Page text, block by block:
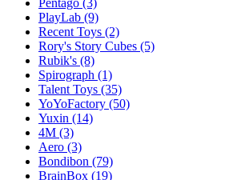
Pentago (3)
PlayLab (9)
Recent Toys (2)
Rory's Story Cubes (5)
Rubik's (8)
Spirograph (1)
Talent Toys (35)
YoYoFactory (50)
Yuxin (14)
4M (3)
Aero (3)
Bondibon (79)
BrainBox (19)